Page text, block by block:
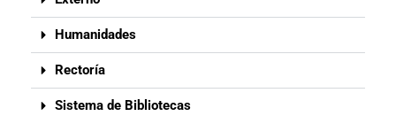
Humanidades
Rectoría
Sistema de Bibliotecas